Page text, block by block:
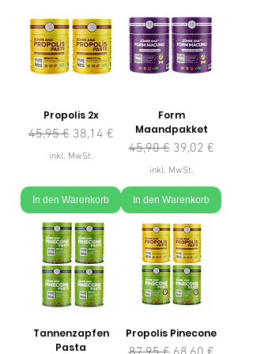
Propolis 2x
Standardpreis
45,95 € Sale-Preis
38,14 €
inkl. MwSt.
In den Warenkorb
Form
Maandpakket
Standardpreis
45,90 € Sale-Preis
39,02 €
inkl. MwSt.
In den Warenkorb
Tannenzapfen
Pasta
Propolis Pinecone